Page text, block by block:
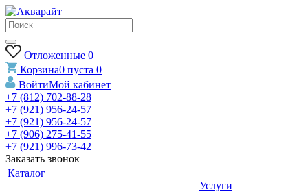
Отложенные 0
Корзина0 пуста 0
ВойтиМой кабинет
+7 (812) 702-88-28
+7 (921) 956-24-57
+7 (921) 956-24-57
+7 (906) 275-41-55
+7 (921) 996-73-42
Заказать звонок
Каталог
Услуги